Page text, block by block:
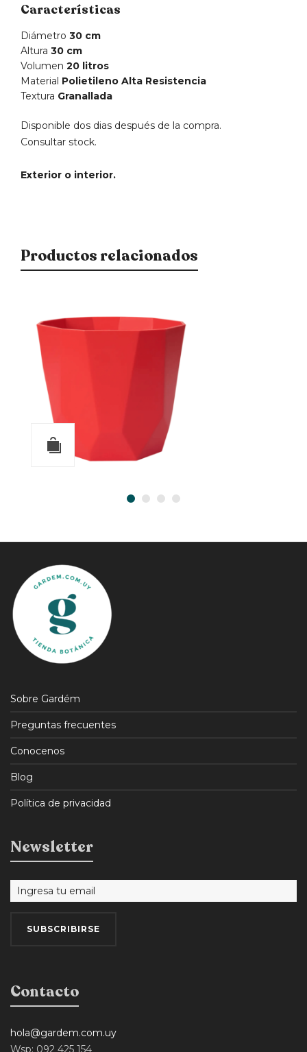
Características
Diámetro 30 cm
Altura 30 cm
Volumen 20 litros
Material Polietileno Alta Resistencia
Textura Granallada
Disponible dos dias después de la compra.
Consultar stock.
Exterior o interior.
Productos relacionados
Sobre Gardém
Preguntas frecuentes
Conocenos
Blog
Política de privacidad
Newsletter
Contacto
hola@gardem.com.uy
Wsp: 092 425 154